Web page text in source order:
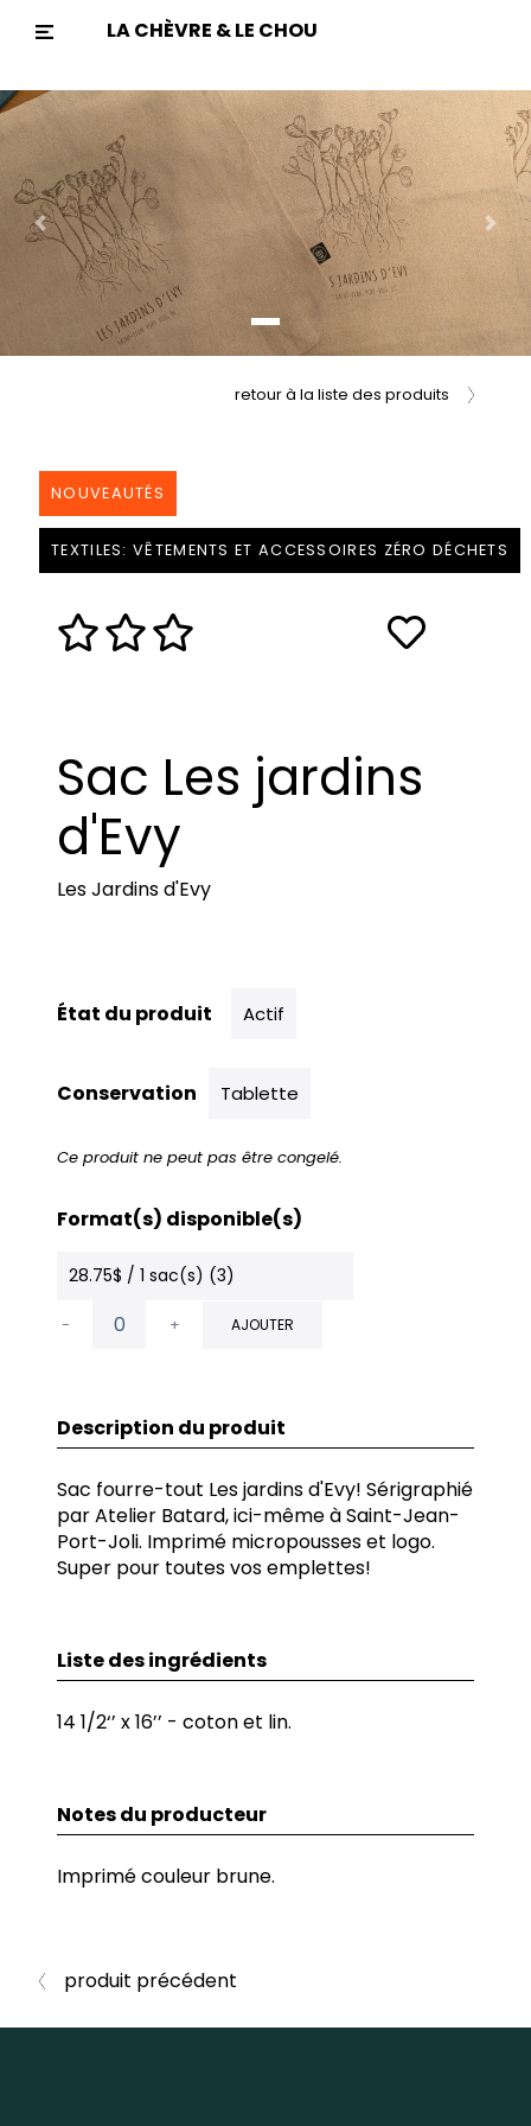
LA CHÈVRE & LE CHOU
Previous Next
NOUVEAUTÉS
TEXTILES: VÊTEMENTS ET ACCESSOIRES ZÉRO DÉCHETS
retour à la liste des produits
Sac Les jardins
d'Evy
Les Jardins d'Evy
État du produit Actif
Conservation Tablette
Ce produit ne peut pas être congelé.
Format(s) disponible(s)
28.75$ / 1 sac(s) (3)
- + AJOUTER
Description du produit
Sac fourre-tout Les jardins d'Evy! Sérigraphié
par Atelier Batard, ici-même à Saint-Jean-
Port-Joli. Imprimé micropousses et logo.
Super pour toutes vos emplettes!
Liste des ingrédients
14 1/2‘’ x 16’’ - coton et lin.
Notes du producteur
Imprimé couleur brune.
produit précédent